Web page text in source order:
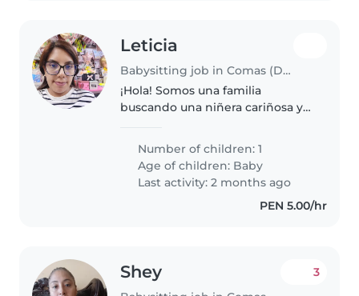
Leticia
Babysitting job in Comas (Departamento de Lima)
¡Hola! Somos una familia
buscando una niñera cariñosa y
Nuestro pequeño es muy
amigable y curioso, siempre
lleno de energía. Buscamos a
alguien cómodo/a..
Number of children: 1
Age of children: Baby
Last activity: 2 months ago
PEN 5.00/hr
Shey 3